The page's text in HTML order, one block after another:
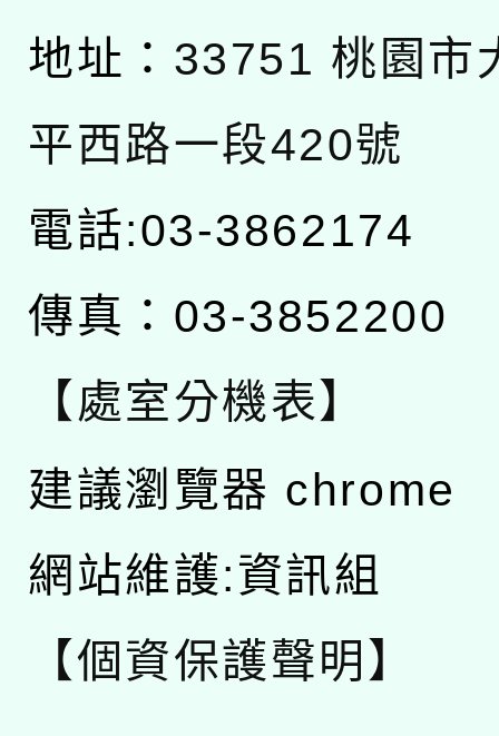
地址： 33751 桃園市
平西路一段420號
電話:03-3862174
傳真：03-3852200
【處室分機表】
建議瀏覽器 chrome
網站維護:資訊組
【個資保護聲明】